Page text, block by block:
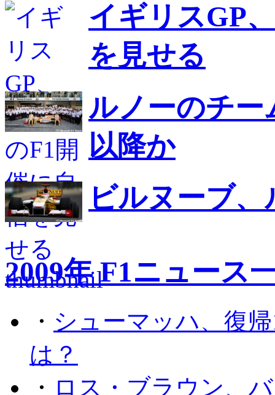
イギリスGP
を見せる
ルノーのチー
以降か
ビルヌーブ
2009年 F1ニュース
・ シューマッハ、復
は？
・ ロス・ブラウン、